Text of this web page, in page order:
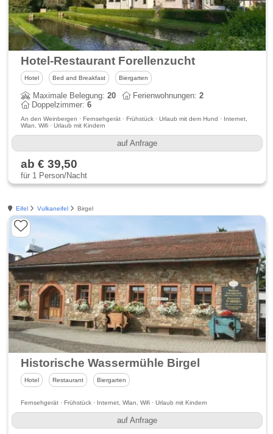
Hotel-Restaurant Forellenzucht
Hotel Bed and Breakfast Biergarten
Maximale Belegung:20 Ferienwohnungen:2
Doppelzimmer:6
An den Weinbergen · Fernsehgerät · Frühstück · Urlaub mit dem Hund · Internet,
Wlan, Wifi · Urlaub mit Kindern
auf Anfrage
ab € 39,50
für 1 Person/Nacht
Eifel Vulkaneifel Birgel
Historische Wassermühle Birgel
Hotel Restaurant Biergarten
Fernsehgerät · Frühstück · Internet, Wlan, Wifi · Urlaub mit Kindern
auf Anfrage